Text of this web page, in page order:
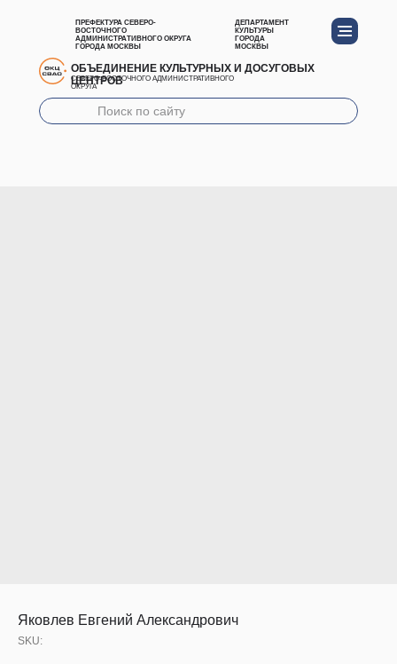
ПРЕФЕКТУРА СЕВЕРО-
ВОСТОЧНОГО
АДМИНИСТРАТИВНОГО ОКРУГА
ГОРОДА МОСКВЫ
ДЕПАРТАМЕНТ
КУЛЬТУРЫ
ГОРОДА
МОСКВЫ
ОБЪЕДИНЕНИЕ КУЛЬТУРНЫХ И ДОСУГОВЫХ
ЦЕНТРОВ
СЕВЕРО-ВОСТОЧНОГО АДМИНИСТРАТИВНОГО
ОКРУГА
Яковлев Евгений Александрович
SKU: